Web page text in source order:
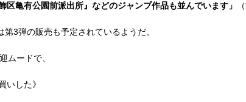
亀有公園前派出所』などのジャンプ作品も並んでいます」
3弾の販売も予定されているようだ。
ムードで、
いした》